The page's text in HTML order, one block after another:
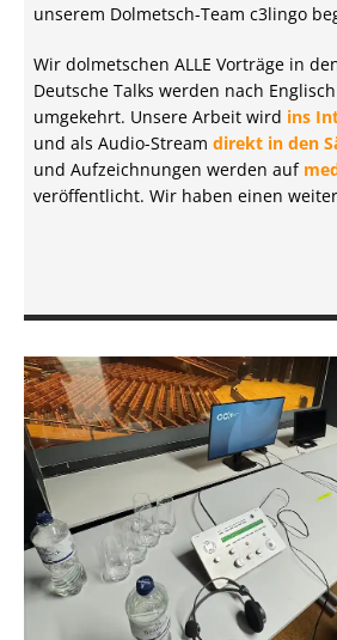
unserem Dolmetsch-Team c3lingo
Wir dolmetschen ALLE Vorträge in
Deutsche Talks werden nach
umgekehrt. Unsere Arbeit wird ins
und als Audio-Stream direkt in den
und Aufzeichnungen werden auf
veröffentlicht. Wir haben einen